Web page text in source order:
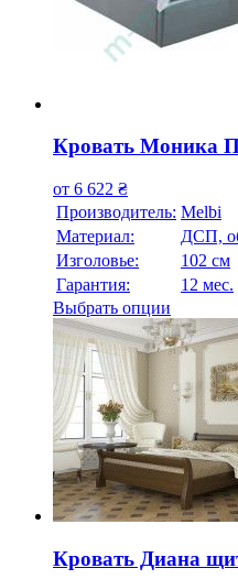
Кровать Моника
от 6 622 ₴
Производитель: Melbi
Материал:
ДСП,
Изголовье:
102 см
Гарантия:
12 мес.
Выбрать опции
Кровать Диана